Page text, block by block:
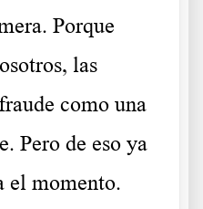
Porque
las
como una
Pero de eso ya
el momento.